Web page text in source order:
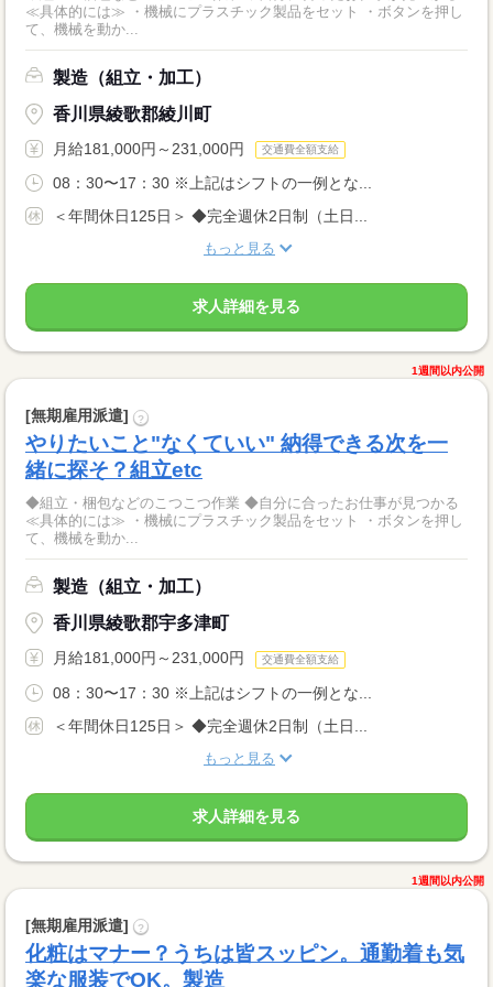
≪具体的には≫ ・機械にプラスチック製品をセット ・ボタンを押し
て、機械を動か...
製造（組立・加工）
香川県綾歌郡綾川町
月給181,000円～231,000円 交通費全額支給
08：30〜17：30 ※上記はシフトの一例とな...
＜年間休日125日＞ ◆完全週休2日制（土日...
もっと見る
求人詳細を見る
1週間以内公開
[無期雇用派遣] ?
やりたいこと"なくていい" 納得できる次を一
緒に探そ？組立etc
◆組立・梱包などのこつこつ作業 ◆自分に合ったお仕事が見つかる
≪具体的には≫ ・機械にプラスチック製品をセット ・ボタンを押し
て、機械を動か...
製造（組立・加工）
香川県綾歌郡宇多津町
月給181,000円～231,000円 交通費全額支給
08：30〜17：30 ※上記はシフトの一例とな...
＜年間休日125日＞ ◆完全週休2日制（土日...
もっと見る
求人詳細を見る
1週間以内公開
[無期雇用派遣] ?
化粧はマナー？うちは皆スッピン。通勤着も気
楽な服装でOK。製造